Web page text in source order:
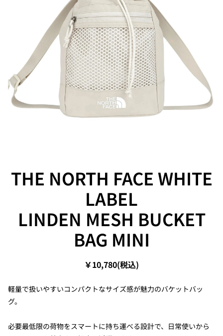
THE NORTH FACE WHITE
LABEL
LINDEN MESH BUCKET
BAG MINI
￥10,780(税込)
軽量で扱いやすいコンパクトなサイズ感が魅力のバケットバッ
グ。
必要最低限の荷物をスマートに持ち運べる設計で、日常使いから